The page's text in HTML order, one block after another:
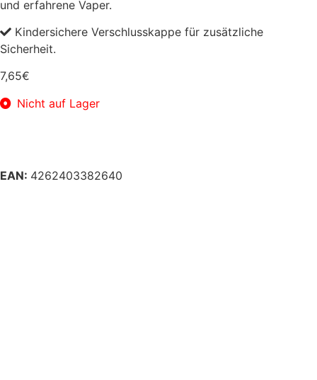
und erfahrene Vaper.
Kindersichere Verschlusskappe für zusätzliche
Sicherheit.
7,65€
Nicht auf Lager
EAN: 4262403382640